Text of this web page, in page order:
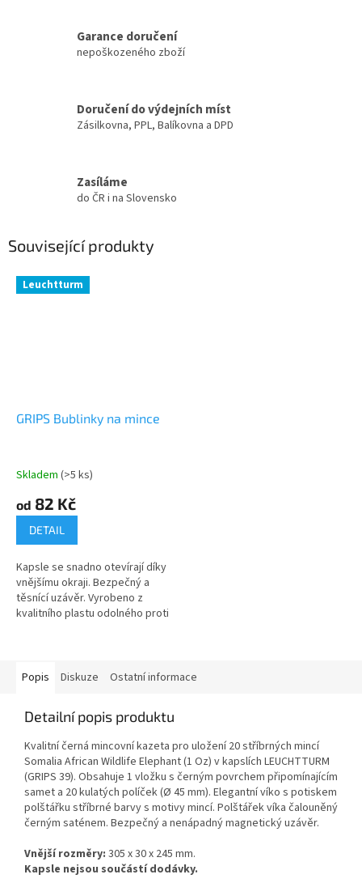
Garance doručení
nepoškozeného zboží
Doručení do výdejních míst
Zásilkovna, PPL, Balíkovna a DPD
Zasíláme
do ČR i na Slovensko
Související produkty
Leuchtturm
GRIPS Bublinky na mince
Skladem (>5 ks)
od 82 Kč
DETAIL
Kapsle se snadno otevírají díky
vnějšímu okraji. Bezpečný a
těsnící uzávěr. Vyrobeno z
kvalitního plastu odolného proti
Popis Diskuze Ostatní informace
Detailní popis produktu
Kvalitní černá mincovní kazeta pro uložení 20 stříbrných mincí
Somalia African Wildlife Elephant (1 Oz) v kapslích LEUCHTTURM
(GRIPS 39). Obsahuje 1 vložku s černým povrchem připomínajícím
samet a 20 kulatých políček (Ø 45 mm). Elegantní víko s potiskem
polštářku stříbrné barvy s motivy mincí. Polštářek víka čalouněný
černým saténem. Bezpečný a nenápadný magnetický uzávěr.
Vnější rozměry: 305 x 30 x 245 mm.
Kapsle nejsou součástí dodávky.